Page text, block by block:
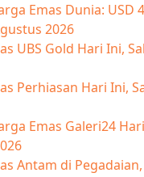
Emas Dunia: USD
2026
UBS Gold Hari Ini,
Perhiasan Hari Ini,
Emas Galeri24
Antam di